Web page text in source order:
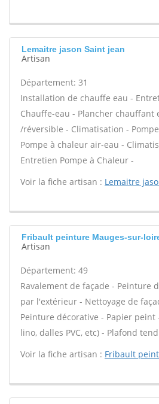
Lemaitre jason Saint jean
Artisan
Département: 31
Installation de chauffe eau -
Chauffe-eau - Plancher chauffant
/réversible - Climatisation -
Pompe à chaleur air-eau -
Entretien Pompe à Chaleur -
Voir la fiche artisan : Lemaitre
Fribault peinture Mauges-sur-
Artisan
Département: 49
Ravalement de façade - Peinture
par l'extérieur - Nettoyage de
Peinture décorative - Papier peint
lino, dalles PVC, etc) - Plafond
Voir la fiche artisan : Fribault